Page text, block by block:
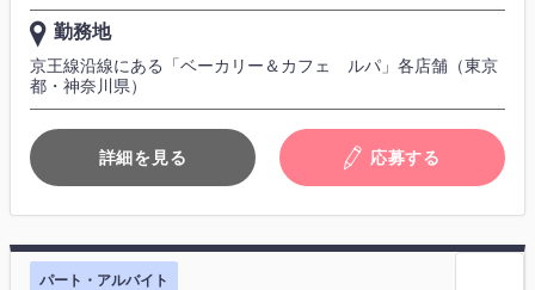
勤務地
京王線沿線にある「ベーカリー＆カフェ ルパ」各店舗（東京
都・神奈川県）
詳細を見る 応募する
パート・アルバイト